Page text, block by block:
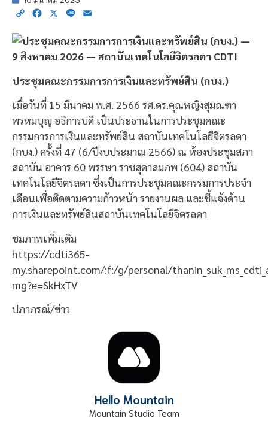
Copy Facebook
X Line
ประชุมคณะกรรมการการเงินและทรัพย์สิน (กบง.)
เมื่อวันที่ 15 มีนาคม พ.ศ. 2566 รศ.ดร.คุณหญิงสุมณฑา
พรหมบุญ อธิการบดี เป็นประธานในการประชุมคณะ
กรรมการการเงินและทรัพย์สิน สถาบันเทคโนโลยีจิตรลดา
(กบง.) ครั้งที่ 47 (6/ปีงบประมาณ 2566) ณ ห้องประชุมสภา
สถาบัน อาคาร 60 พรรษา ราชสุดาสมภพ (604) สถาบัน
เทคโนโลยีจิตรลดา ซึ่งเป็นการประชุมคณะกรรมการประจำ
เดือนเพื่อติดตามความก้าวหน้า รายงานผล และชี้แจ้งด้าน
การเงินและทรัพย์สินสถาบันเทคโนโลยีจิตรลดา
ชมภาพเพิ่มเติม
https://cdti365-
my.sharepoint.com/:f:/g/personal/
mg?e=SkHxTV
ปภาภรณ์/ข่าว
Hello Mountain
Mountain Studio Team